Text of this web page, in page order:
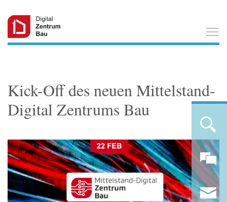
Kick-Off des neuen Mittelstand-
Digital Zentrums Bau